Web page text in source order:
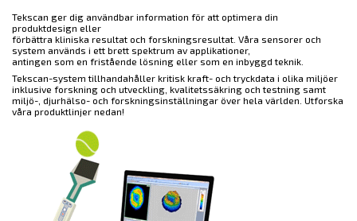
Tekscan ger dig användbar information för att optimera din
produktdesign eller
förbättra kliniska resultat och forskningsresultat. Våra sensorer och
system används i ett brett spektrum av applikationer,
antingen som en fristående lösning eller som en inbyggd teknik.
Tekscan-system tillhandahåller kritisk kraft- och tryckdata i olika miljöer
inklusive forskning och utveckling, kvalitetssäkring och testning samt
miljö-, djurhälso- och forskningsinställningar över hela världen. Utforska
våra produktlinjer nedan!